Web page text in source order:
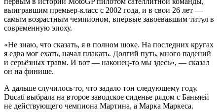
выигравшим премьер-класс с 2002 года, и в свои 26 лет —
самым возрастным чемпионом, впервые завоевавшим титул в
современную эпоху.
«Не знаю, что сказать, я в полном шоке. На последних кругах
я едва мог ехать, начал плакать. Долгий путь, много падений
и серьёзных травм. И вот — наконец-то мы здесь», — сказал
он на финише.
А дальше случилось то, что задало тон следующему году.
Ducati выбрала на второе заводское сиденье рядом с Баньяей
не действующего чемпиона Мартина, а Марка Маркеса.